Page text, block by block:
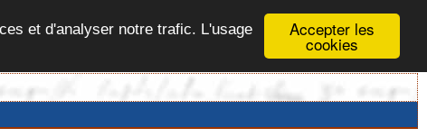
Accepter les
cookies
et d'analyser notre trafic. L'usage